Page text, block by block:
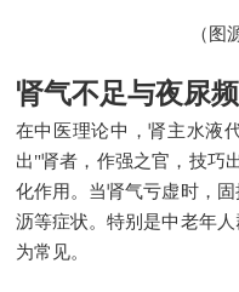
（图
肾气不足与夜尿
在中医理论中，肾主水液
出"肾者，作强之官，技巧
化作用。当肾气亏虚时，
沥等症状。特别是中老年
为常见。